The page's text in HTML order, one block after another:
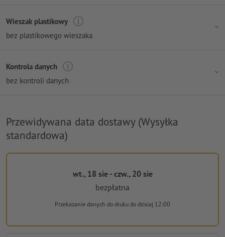
Wieszak plastikowy
bez plastikowego wieszaka
Kontrola danych
bez kontroli danych
Przewidywana data dostawy (Wysyłka
standardowa)
wt., 18 sie - czw., 20 sie
bezpłatna
Przekazanie danych do druku do dzisiaj 12:00